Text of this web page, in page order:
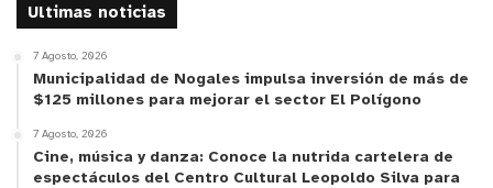
Ultimas noticias
7 Agosto, 2026
Municipalidad de Nogales impulsa inversión de más de
$125 millones para mejorar el sector El Polígono
7 Agosto, 2026
Cine, música y danza: Conoce la nutrida cartelera de
espectáculos del Centro Cultural Leopoldo Silva para